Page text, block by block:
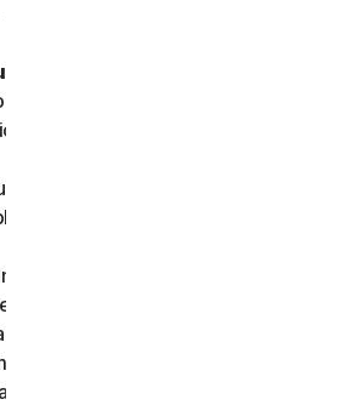
consumatori e destinato all’utilizzo
computer, un laptop, uno
tutti i documenti e le
nostra che accompagnano o sono
al Servizio e/o al Software
e non esaustivo, qualsiasi
confezione, acquisto,